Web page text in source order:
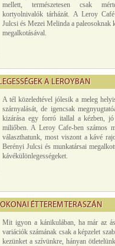
mellett, természetesen csak
kortyolnivalók tárházát. A Leroy
Julcsi és Mezei Melinda a paleosoknak
megalkotásával.
A LEROYBAN
A tél közeledtével jólesik a meleg
szárnyalását, de igencsak
kizárása egy forró itallal a kézben, jó
miliőben. A Leroy Cafe-ben számos
választhatunk, most viszont a kávé
Berényi Julcsi és munkatársai
kávékülönlegességeket.
ÉTTEREM TERASZÁN
Mit igyon a kánikulában, ha már az
variációk számának csak a képzelet
kezünket a szívünkre, hányan